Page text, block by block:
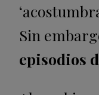
Sin
episodios